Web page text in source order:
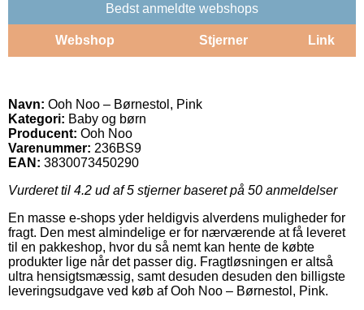
Bedst anmeldte webshops
Webshop Stjerner Link
Navn: Ooh Noo – Børnestol, Pink
Kategori: Baby og børn
Producent: Ooh Noo
Varenummer: 236BS9
EAN: 3830073450290
Vurderet til 4.2 ud af 5 stjerner baseret på 50 anmeldelser
En masse e-shops yder heldigvis alverdens muligheder for
fragt. Den mest almindelige er for nærværende at få leveret
til en pakkeshop, hvor du så nemt kan hente de købte
produkter lige når det passer dig. Fragtløsningen er altså
ultra hensigtsmæssig, samt desuden desuden den billigste
leveringsudgave ved køb af Ooh Noo – Børnestol, Pink.